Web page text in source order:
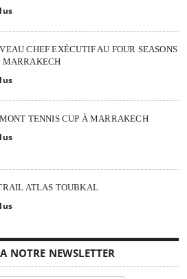
CHEF EXÉCUTIF AU FOUR SEASONS
MARRAKECH
TENNIS CUP À MARRAKECH
ATLAS TOUBKAL
NOTRE NEWSLETTER